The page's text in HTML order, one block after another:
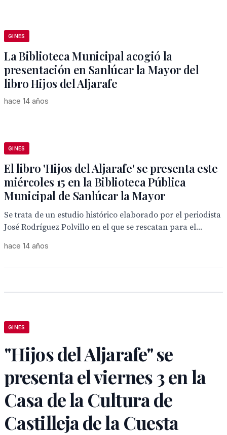
GINES
La Biblioteca Municipal acogió la
presentación en Sanlúcar la Mayor del
libro Hijos del Aljarafe
hace 14 años
GINES
El libro 'Hijos del Aljarafe' se presenta este
miércoles 15 en la Biblioteca Pública
Municipal de Sanlúcar la Mayor
Se trata de un estudio histórico elaborado por el periodista
José Rodríguez Polvillo en el que se rescatan para el...
hace 14 años
GINES
"Hijos del Aljarafe" se
presenta el viernes 3 en la
Casa de la Cultura de
Castilleja de la Cuesta